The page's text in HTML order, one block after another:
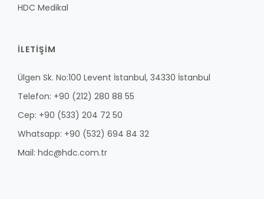
HDC Medikal
İLETİŞİM
Ülgen Sk. No:100 Levent İstanbul, 34330 İstanbul
Telefon: +90 (212) 280 88 55
Cep: +90 (533) 204 72 50
Whatsapp: +90 (532) 694 84 32
Mail: hdc@hdc.com.tr